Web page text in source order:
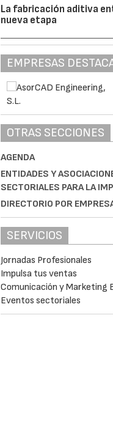
La fabricación aditiva
nueva etapa
EMPRESAS
OTRAS SECCIONES
AGENDA
ENTIDADES Y
SECTORIALES PARA LA
DIRECTORIO POR
SERVICIOS
Jornadas Profesionales
Impulsa tus ventas
Comunicación y Marketing
Eventos sectoriales